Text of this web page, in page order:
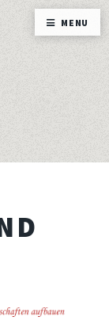
MENU